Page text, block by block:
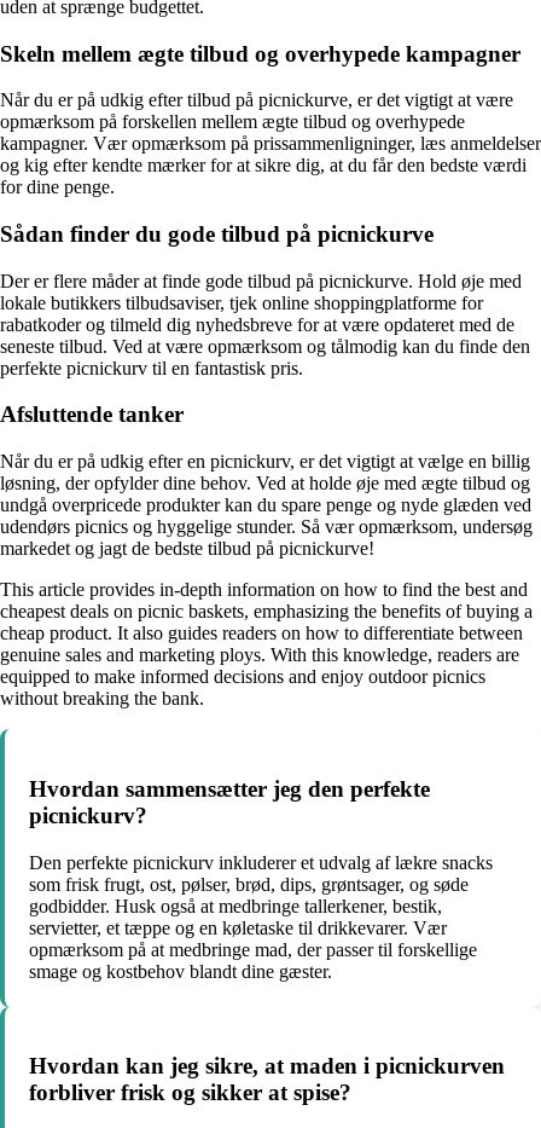
uden at sprænge budgettet.
Skeln mellem ægte tilbud og overhypede kampagner
Når du er på udkig efter tilbud på picnickurve, er det vigtigt at være
opmærksom på forskellen mellem ægte tilbud og overhypede
kampagner. Vær opmærksom på prissammenligninger, læs anmeldelser
og kig efter kendte mærker for at sikre dig, at du får den bedste værdi
for dine penge.
Sådan finder du gode tilbud på picnickurve
Der er flere måder at finde gode tilbud på picnickurve. Hold øje med
lokale butikkers tilbudsaviser, tjek online shoppingplatforme for
rabatkoder og tilmeld dig nyhedsbreve for at være opdateret med de
seneste tilbud. Ved at være opmærksom og tålmodig kan du finde den
perfekte picnickurv til en fantastisk pris.
Afsluttende tanker
Når du er på udkig efter en picnickurv, er det vigtigt at vælge en billig
løsning, der opfylder dine behov. Ved at holde øje med ægte tilbud og
undgå overpricede produkter kan du spare penge og nyde glæden ved
udendørs picnics og hyggelige stunder. Så vær opmærksom, undersøg
markedet og jagt de bedste tilbud på picnickurve!
This article provides in-depth information on how to find the best and
cheapest deals on picnic baskets, emphasizing the benefits of buying a
cheap product. It also guides readers on how to differentiate between
genuine sales and marketing ploys. With this knowledge, readers are
equipped to make informed decisions and enjoy outdoor picnics
without breaking the bank.
Hvordan sammensætter jeg den perfekte
picnickurv?
Den perfekte picnickurv inkluderer et udvalg af lækre snacks
som frisk frugt, ost, pølser, brød, dips, grøntsager, og søde
godbidder. Husk også at medbringe tallerkener, bestik,
servietter, et tæppe og en køletaske til drikkevarer. Vær
opmærksom på at medbringe mad, der passer til forskellige
smage og kostbehov blandt dine gæster.
Hvordan kan jeg sikre, at maden i picnickurven
forbliver frisk og sikker at spise?